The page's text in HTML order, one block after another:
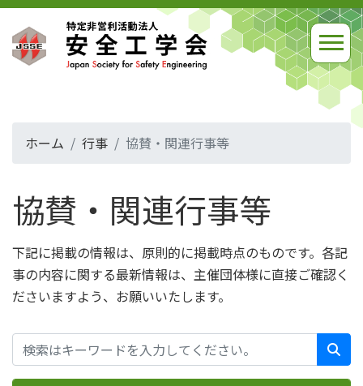
ホーム 行事 協賛・関連行事等
協賛・関連行事等
下記に掲載の情報は、原則的に掲載時点のものです。各記
事の内容に関する最新情報は、主催団体様に直接ご確認く
ださいますよう、お願いいたします。